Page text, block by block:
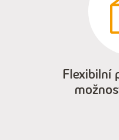
Flexibilní